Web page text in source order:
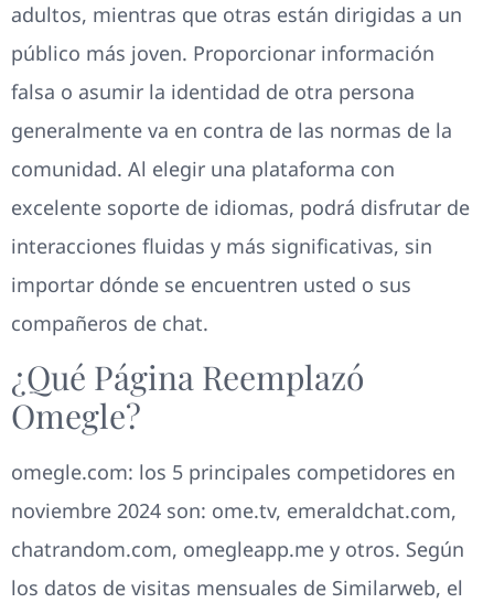
adultos, mientras que otras están dirigidas a un
público más joven. Proporcionar información
falsa o asumir la identidad de otra persona
generalmente va en contra de las normas de la
comunidad. Al elegir una plataforma con
excelente soporte de idiomas, podrá disfrutar de
interacciones fluidas y más significativas, sin
importar dónde se encuentren usted o sus
compañeros de chat.
¿Qué Página Reemplazó
Omegle?
omegle.com: los 5 principales competidores en
noviembre 2024 son: ome.tv, emeraldchat.com,
chatrandom.com, omegleapp.me y otros. Según
los datos de visitas mensuales de Similarweb, el